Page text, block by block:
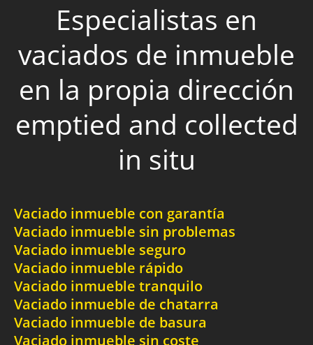
Especialistas en
vaciados de inmueble
en la propia dirección
emptied and collected
in situ
Vaciado inmueble con garantía
Vaciado inmueble sin problemas
Vaciado inmueble seguro
Vaciado inmueble rápido
Vaciado inmueble tranquilo
Vaciado inmueble de chatarra
Vaciado inmueble de basura
Vaciado inmueble sin coste